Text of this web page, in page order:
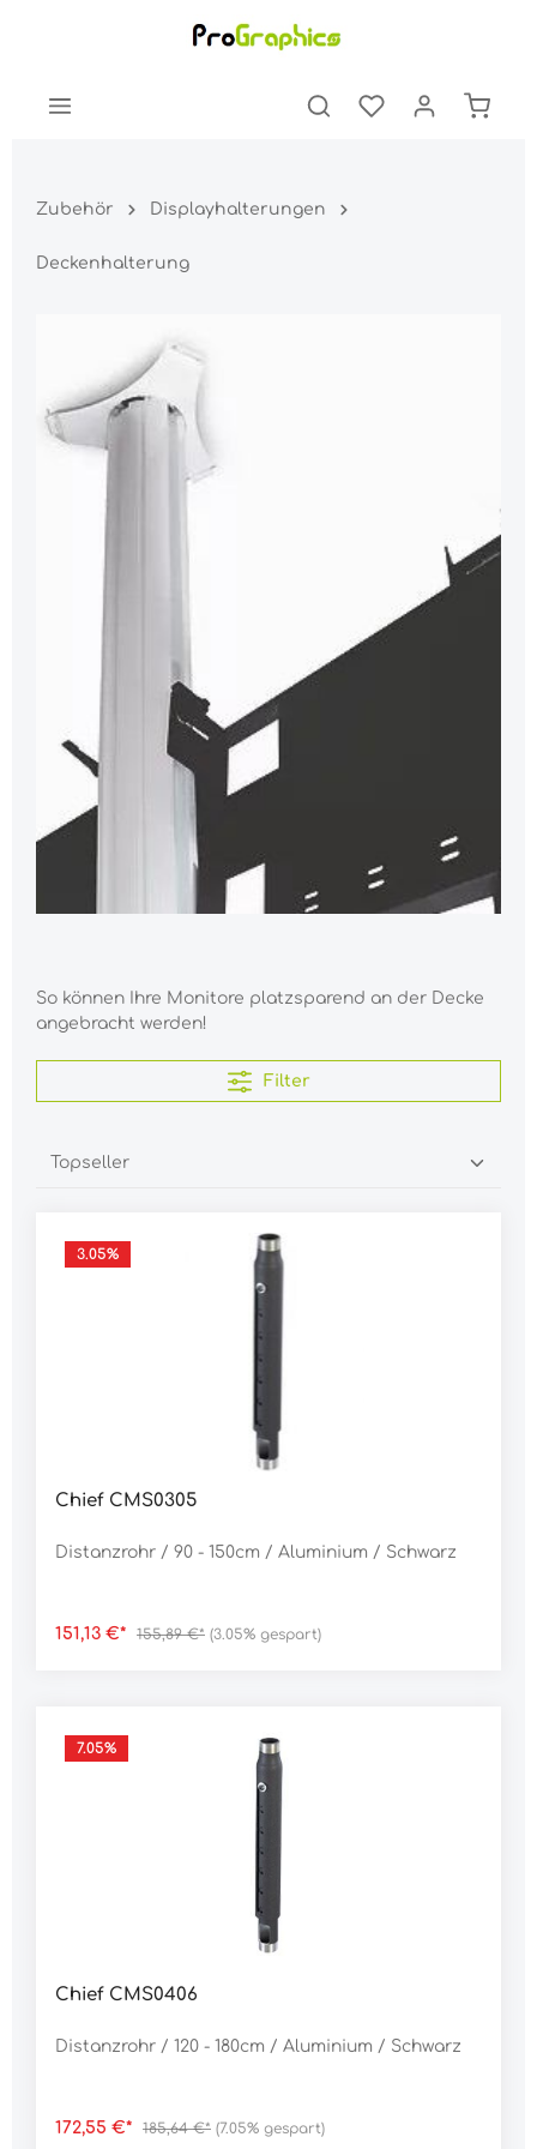
Zubehör Displayhalterungen
Deckenhalterung
So können Ihre Monitore platzsparend an der Decke
angebracht werden!
Filter
3.05%
Chief CMS0305
Distanzrohr / 90 - 150cm / Aluminium / Schwarz
151,13 €* 155,89 €* (3.05% gespart)
7.05%
Chief CMS0406
Distanzrohr / 120 - 180cm / Aluminium / Schwarz
172,55 €* 185,64 €* (7.05% gespart)